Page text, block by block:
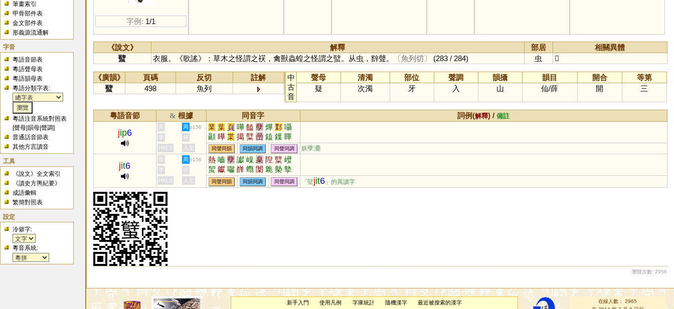
筆畫索引
甲骨部件表
金文部件表
形義源流通解
字音
粵語音節表
粵語聲母表
粵語韻母表
粵語分類字表:
粵語注音系統對照表
[聲母 |韻母 |聲調]
普通話音節表
其他方言讀音
工具
《說文》全文索引
《讀史方輿紀要》
成語彙輯
繁簡對照表
設定
冷僻字:
粵音系統:
字例: 1/1
《說文》 解釋 部居
相關異體
蠥
衣服。《歌謠》：草木之怪謂之䄏，禽獸蟲蝗之怪謂之蠥。从虫，辥聲。 〔魚列切〕 (283 / 284) 虫 𧕏
《廣韻》 頁碼 反切
註解
蠥
498 魚列
中
古
音
聲母 清濁 部位 聲調 韻攝 韻目 開合
等第
疑
次濁 牙 入 山 仙/薛 開 三
粵語音節 & 根據 同音字 詞例(解釋) /備註
jip6
黃 周 p156 業 葉 頁 嘩 饁 孽 燁 鄴 囁
顳 曄 枼 擖 糱 喦 鎑 鐷 瞱
擛 澲 櫱 嶭 讘 鍱 嶪 楪 偞
李
何
HKLS
人文 同聲同韻 同韻同調 同聲同調 妖孽;憂
jit6
黃 周 p156 熱 嚙 孽 讞 嵲 臬 隉 糱 巕
蛪 钀 囓 嶭 蠮 闑 臲 槷 摰
齧 櫱
李
何
HKLS
人文 同聲同韻 同韻同調 同聲同調 「蠥jit6 」的異讀字
瀏覽次數: 2956
新手入門 使用凡例 字庫統計 隨機漢字 最近被搜索的漢字
在線人數： 2965